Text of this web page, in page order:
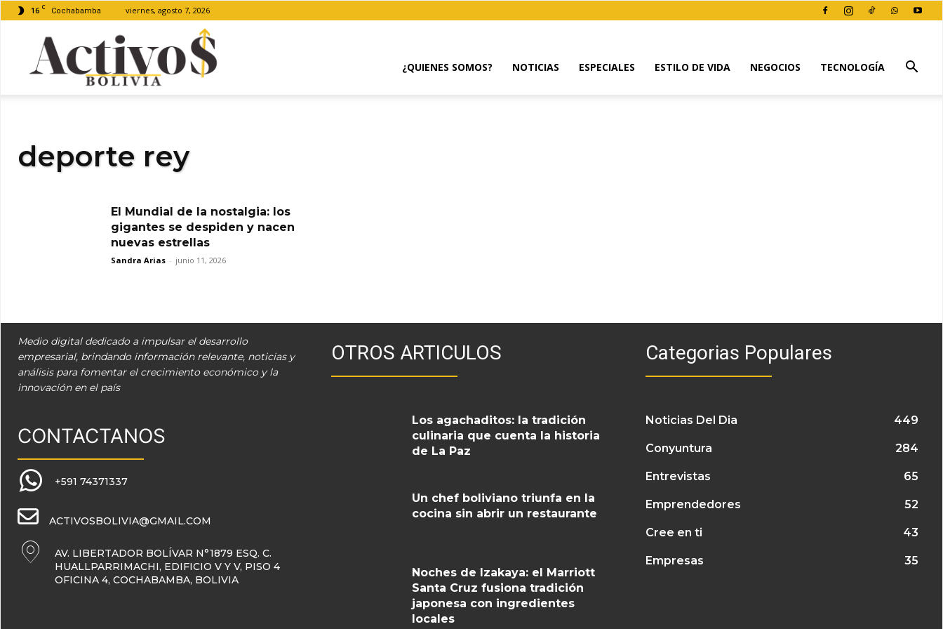
16 C Cochabamba viernes, agosto 7, 2026
¿QUIENES SOMOS? NOTICIAS ESPECIALES ESTILO DE VIDA NEGOCIOS TECNOLOGÍA
deporte rey
El Mundial de la nostalgia: los
gigantes se despiden y nacen
nuevas estrellas
Sandra Arias - junio 11, 2026
Medio digital dedicado a impulsar el desarrollo
empresarial, brindando información relevante, noticias y
análisis para fomentar el crecimiento económico y la
innovación en el país
CONTACTANOS
+591 74371337
ACTIVOSBOLIVIA@GMAIL.COM
AV. LIBERTADOR BOLÍVAR N°1879 ESQ. C.
HUALLPARRIMACHI, EDIFICIO V Y V, PISO 4
OFICINA 4, COCHABAMBA, BOLIVIA
OTROS ARTICULOS
Los agachaditos: la tradición
culinaria que cuenta la historia
de La Paz
Un chef boliviano triunfa en la
cocina sin abrir un restaurante
Noches de Izakaya: el Marriott
Santa Cruz fusiona tradición
japonesa con ingredientes
locales
Categorias Populares
Noticias Del Dia 449
Conyuntura 284
Entrevistas 65
Emprendedores 52
Cree en ti 43
Empresas 35